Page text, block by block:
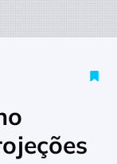
e revisa